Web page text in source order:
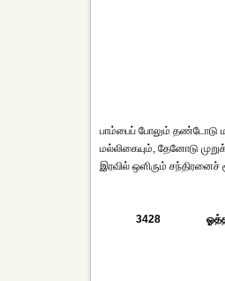
பாம்பைப் போலும் தண்டோடு
மல்லிகையும், தேனோடு
இரவில் ஒளிரும் சந்திரனைச்
3428